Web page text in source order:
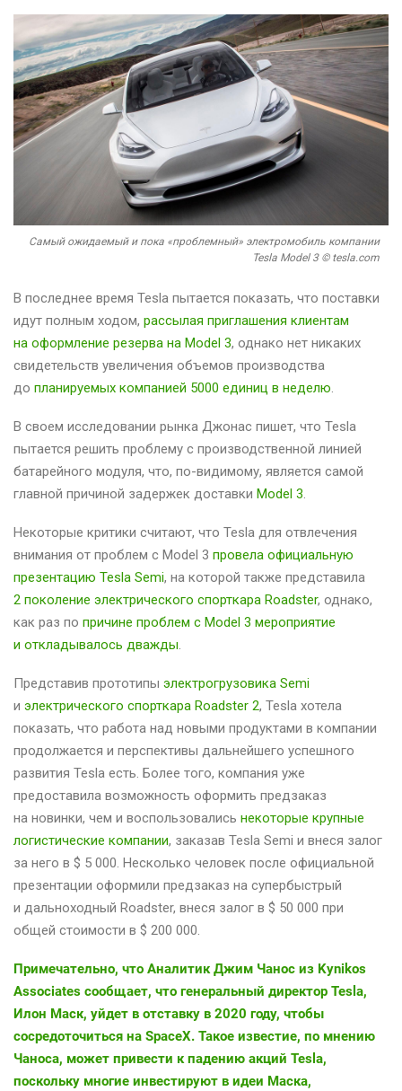
Самый ожидаемый и пока «проблемный» электромобиль компании
Tesla Model 3 © tesla.com
В последнее время Tesla пытается показать, что поставки
идут полным ходом, рассылая приглашения клиентам
на оформление резерва на Model 3, однако нет никаких
свидетельств увеличения объемов производства
до планируемых компанией 5000 единиц в неделю.
В своем исследовании рынка Джонас пишет, что Tesla
пытается решить проблему с производственной линией
батарейного модуля, что, по-видимому, является самой
главной причиной задержек доставки Model 3.
Некоторые критики считают, что Tesla для отвлечения
внимания от проблем с Model 3 провела официальную
презентацию Tesla Semi, на которой также представила
2 поколение электрического спорткара Roadster, однако,
как раз по причине проблем с Model 3 мероприятие
и откладывалось дважды.
Представив прототипы электрогрузовика Semi
и электрического спорткара Roadster 2, Tesla хотела
показать, что работа над новыми продуктами в компании
продолжается и перспективы дальнейшего успешного
развития Tesla есть. Более того, компания уже
предоставила возможность оформить предзаказ
на новинки, чем и воспользовались некоторые крупные
логистические компании, заказав Tesla Semi и внеся залог
за него в $ 5 000. Несколько человек после официальной
презентации оформили предзаказ на супербыстрый
и дальноходный Roadster, внеся залог в $ 50 000 при
общей стоимости в $ 200 000.
Примечательно, что Аналитик Джим Чанос из Kynikos
Associates сообщает, что генеральный директор Tesla,
Илон Маск, уйдет в отставку в 2020 году, чтобы
сосредоточиться на SpaceX. Такое известие, по мнению
Чаноса, может привести к падению акций Tesla,
поскольку многие инвестируют в идеи Маска,